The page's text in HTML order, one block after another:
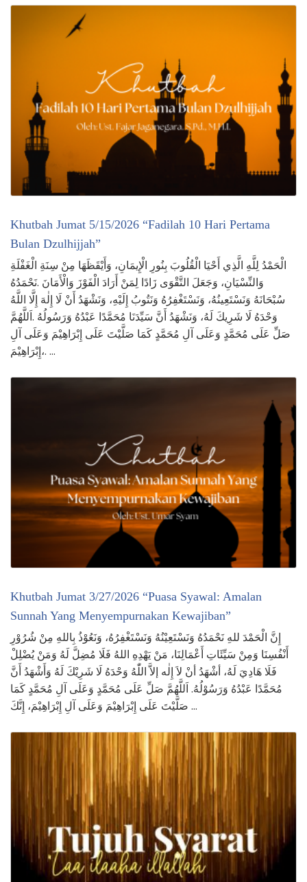
Khutbah Jumat 5/15/2026 “Fadilah 10 Hari Pertama
Bulan Dzulhijjah”
الْحَمْدُ لِلَّهِ الَّذِي أَحْيَا الْقُلُوبَ بِنُورِ الْإِيمَانِ، وَأَيْقَظَهَا مِنْ سِنَةِ الْغَفْلَةِ
وَالنِّسْيَانِ، وَجَعَلَ التَّقْوَى زَادًا لِمَنْ أَرَادَ الْفَوْزَ وَالْأَمَانَ .نَحْمَدُهُ
سُبْحَانَهُ وَنَسْتَعِينُهُ، وَنَسْتَغْفِرُهُ وَنَتُوبُ إِلَيْهِ، وَنَشْهَدُ أَنْ لَا إِلٰهَ إِلَّا اللَّهُ
وَحْدَهُ لَا شَرِيكَ لَهُ، وَنَشْهَدُ أَنَّ سَيِّدَنَا مُحَمَّدًا عَبْدُهُ وَرَسُولُهُ .اَللَّهُمَّ
صَلِّ عَلَى مُحَمَّدٍ وَعَلَى آلِ مُحَمَّدٍ كَمَا صَلَّيْتَ عَلَى إِبْرَاهِيْمَ وَعَلَى آلِ
إِبْرَاهِيْمَ،. …
Khutbah Jumat 3/27/2026 “Puasa Syawal: Amalan
Sunnah Yang Menyempurnakan Kewajiban”
إِنَّ الْحَمْدَ للهِ نَحْمَدُهُ وَنَسْتَعِيْنُهُ وَنَسْتَغْفِرُهُ، وَنَعُوْذُ بِاللهِ مِنْ شُرُوْرِ
أَنْفُسِنَا وَمِنْ سَيِّئَاتِ أَعْمَالِنَا، مَنْ يَهْدِهِ اللهُ فَلَا مُضِلَّ لَهُ وَمَنْ يُضْلِلْ
فَلَا هَادِيَ لَهُ، أشْهَدُ أنْ لاَ إِلٰه إلاَّ اللّٰهُ وَحْدَهُ لَا شَرِيْكَ لَهُ وَأَشْهَدُ أَنَّ
مُحَمَّدًا عَبْدُهُ وَرَسُوْلُهُ. اَللَّهُمَّ صَلِّ عَلَى مُحَمَّدٍ وَعَلَى آلِ مُحَمَّدٍ كَمَا
صَلَّيْتَ عَلَى إِبْرَاهِيْمَ وَعَلَى آلِ إِبْرَاهِيْمَ، إِنَّكَ …